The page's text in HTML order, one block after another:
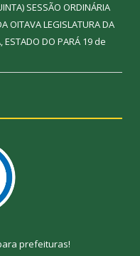
SESSÃO ORDINÁRIA
OITAVA LEGISLATURA DA
ESTADO DO PARÁ 19 de
prefeituras!